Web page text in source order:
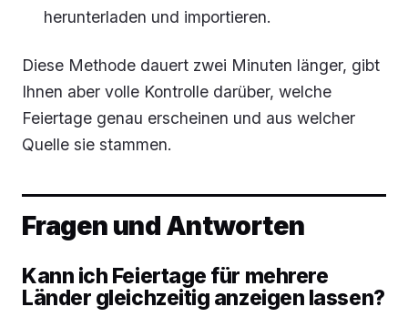
herunterladen und importieren.
Diese Methode dauert zwei Minuten länger, gibt
Ihnen aber volle Kontrolle darüber, welche
Feiertage genau erscheinen und aus welcher
Quelle sie stammen.
Fragen und Antworten
Kann ich Feiertage für mehrere
Länder gleichzeitig anzeigen lassen?